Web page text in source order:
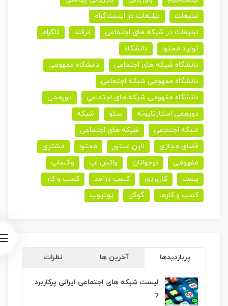
تبلیغات
تبلیغات در اینستاگرام
تبلیغات در شبکه های اجتماعی
ترفند
تلگرام
تولید محتوا
دانشگاه
دانشگاه شبکه های اجتماعی
دانشگاه مفهومی
دانشگاه مفهومی شبکه اجتماعی
دانشگاه مفهومی شبکه های اجتماعی
دورهمی
دورهمی استارتاپونه
سئو
شبکه
شبکه اجتماعی
شبکه های اجتماعی
فضای مجازی
لاین استور محتوا
مشتری
مفهومی
نوجوانان واتس اپ
واتساپ
پست
کاربردی کسب درآمد
کسب و کار
کسب و کارها
گوگل یوتیوب
پربازدیدها آخرین ها نظرات
لیست شبکه های اجتماعی ایرانی پرکاربرد
?